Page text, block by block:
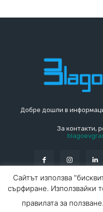
Добре дошли в
За контакти,
© Blagoevgrad.EU 2010 - 2026
Сайтът използва
сърфиране. Използвайки
правилата за ползване.